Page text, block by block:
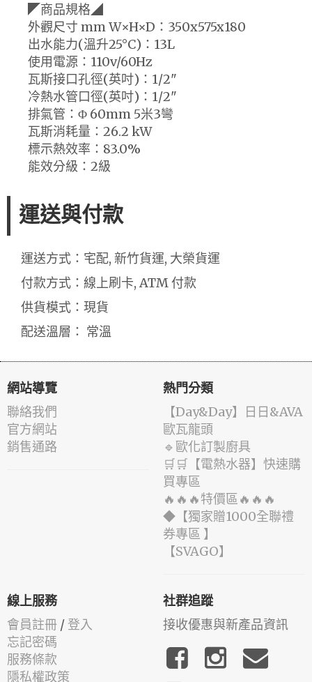
◤商品規格◢
外觀尺寸 mm W×H×D：350x575x180
出水能力(溫升25°C)：13L
使用電源：110v/60Hz
瓦斯接口孔徑(英吋)：1/2"
冷熱水管口徑(英吋)：1/2"
排氣管：Φ 60mm 5米3彎
瓦斯消耗量：26.2 kW
標示熱效率：83.0%
能效分級：2級
運送與付款
運送方式：宅配, 新竹貨運, 大榮貨運
付款方式：線上刷卡, ATM 付款
供貨模式：現貨
配送溫層： 常溫
網站導覽
聯絡我們
官方網站
銷售通路
熱門分類
️【Day&Day】️日日&AVA
歐瓦龍頭
🔹歐化訂製廚具
🛒🛒【電熱水器】快速購
買專區
🔥🔥🔥特價區🔥🔥🔥
◆【獨家贈1000全聯禮
券專區 】
️【SVAGO】️
線上服務
會員註冊 / 登入
忘記密碼
服務條款
隱私權政策
社群追蹤
接收優惠與新產品資訊